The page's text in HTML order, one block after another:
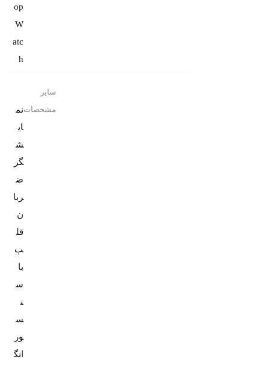
op
W
atc
h
سایر
مشخصاتنم
ای
ش
گر
ض
ربا
ن
قل
ب
با
س
ن
س
ور
انگ